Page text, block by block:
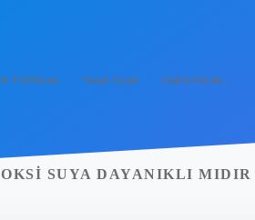
Politikası Yasal Uyarı Hakkımızda
SUYA DAYANIKLI MIDIR